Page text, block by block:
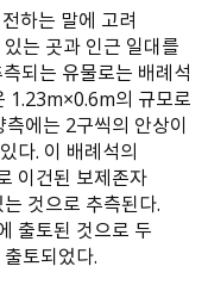
하는 말에 고려
는 곳과 인근 일대를
되는 유물로는 배례석
1.23m×0.6m의 규모로
측에는 2구씩의 안상이
다. 이 배례석의
이건된 보제존자
는 것으로 추측된다.
출토된 것으로 두
토되었다.